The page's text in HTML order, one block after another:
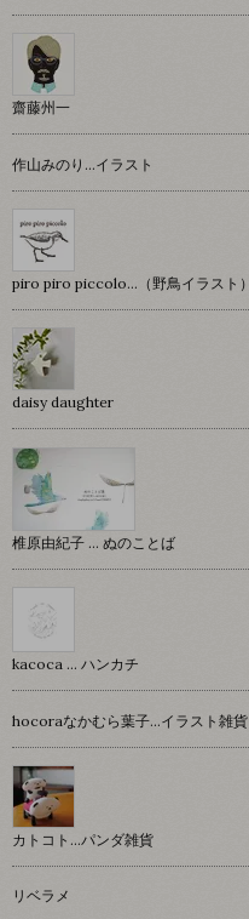
齋藤州一
作山みのり…イラスト
piro piro piccolo…（野鳥イラスト）
daisy daughter
椎原由紀子 ... ぬのことば
kacoca ... ハンカチ
hocoraなかむら葉子…イラスト雑貨
カトコト…パンダ雑貨
リベラメ